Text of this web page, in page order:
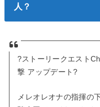
人？
?ストーリークエスト
撃 アップデート?
メレオレオナの指揮の